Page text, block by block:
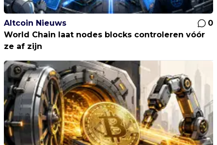
Altcoin Nieuws
0
World Chain laat nodes blocks controleren vóór
ze af zijn